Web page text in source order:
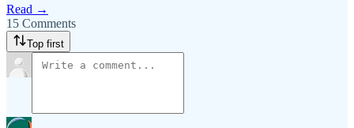
Read →
15 Comments
Top first